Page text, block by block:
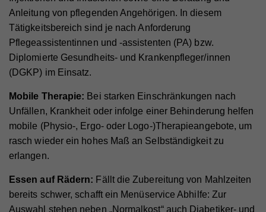
Anleitung von pflegenden Angehörigen. In diesem
Tätigkeitsbereich sind je nach Anforderung
Pflegeassistentinnen und -assistenten (PA) bzw.
Diplomierte Gesundheits- und Krankenpfleger/innen
(DGKP) im Einsatz.
Mobile Therapie: Bei starken Einschränkungen nach
Unfällen, Krankheit oder infolge einer Behinderung helfen
mobile (Physio-, Ergo- oder Logo-)Therapieangebote, um
rasch wieder ein hohes Maß an Selbständigkeit zu
erlangen.
Essen auf Rädern: Fällt die Zubereitung von Mahlzeiten
bereits schwer, schafft ein Menüservice Abhilfe: Zur
Auswahl stehen neben „Normalkost“ auch Diabetiker- und
Zweck
Wird von Google Analytics verwendet, um die
Anforderungsrate einzuschränken
Name _gid
Laufzeit 1 Tag
Zweck
Registriert eine eindeutige ID, die verwendet wird,
um statistische Daten dazu, wie der Besucher die
Name _gid
Anbieter Google Analytics
Laufzeit 1 Tag
Zweck
Registriert eine eindeutige ID, die verwendet wird,
um statistische Daten dazu, wie der Besucher die
Website nutzt, zu generieren.